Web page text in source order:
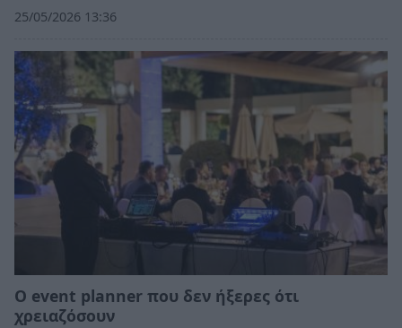
25/05/2026 13:36
Ο event planner που δεν ήξερες ότι
χρειαζόσουν